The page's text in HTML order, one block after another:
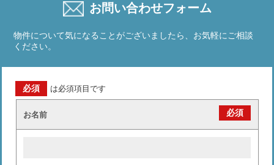
お問い合わせフォーム
物件について気になることがございましたら、お気軽にご相談
ください。
必須 は必須項目です
お名前 必須